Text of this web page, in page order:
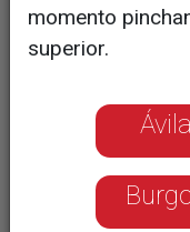
momento
superior.
Ávila